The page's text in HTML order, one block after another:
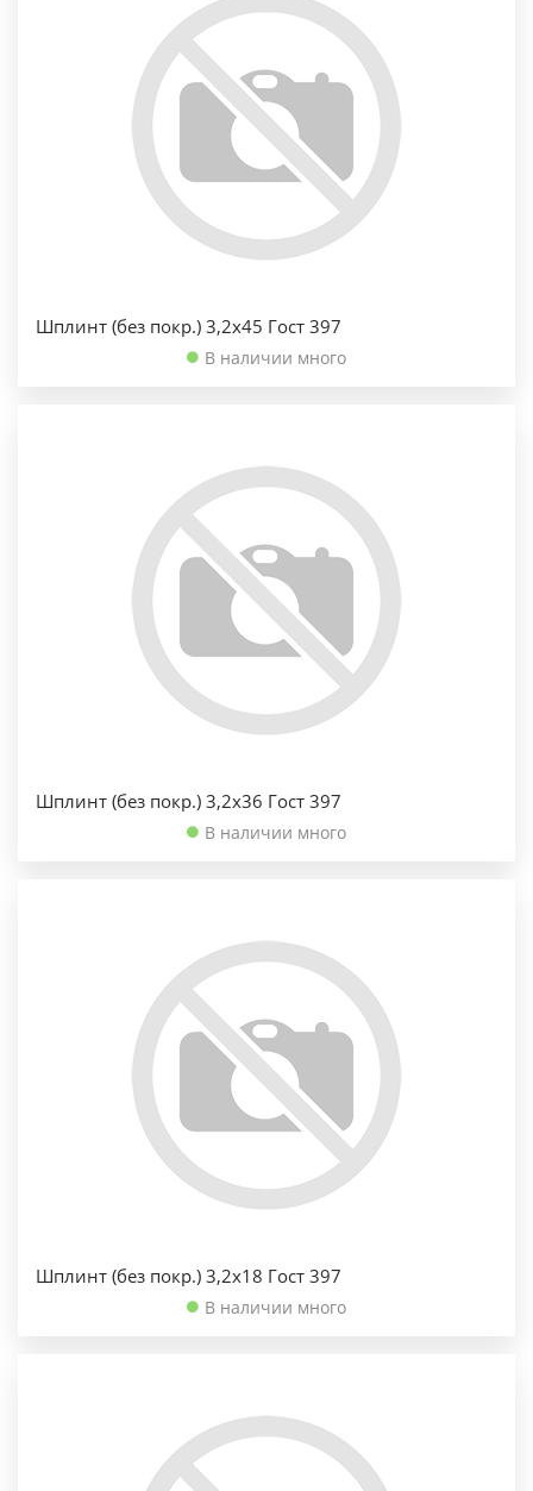
Шплинт (без покр.) 3,2х45 Гост 397
В наличии много
Шплинт (без покр.) 3,2х36 Гост 397
В наличии много
Шплинт (без покр.) 3,2х18 Гост 397
В наличии много